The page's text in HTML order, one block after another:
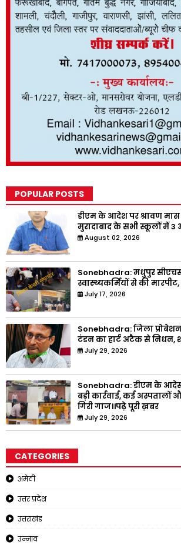
POPULAR POSTS
डीएम के आदेश पर श्रावण मास
मुरादाबाद के सभी स्कूलों में
August 02, 2026
Sonebhadra: मधुपुर
स्वास्थ्यकर्मियों से की
July 17, 2026
Sonebhadra: जिला
टंडन का हार्ट अटैक से निधन,
July 29, 2026
Sonebhadra: डीएम के आदेस
बड़ी कार्रवाई, कई अस्पतालों
गिरी गाज।।पढ़े पूरी ख़बर
July 29, 2026
CATEGORIES
अमेठी
उत्तर प्रदेश
उत्तराखंड
उन्नाव